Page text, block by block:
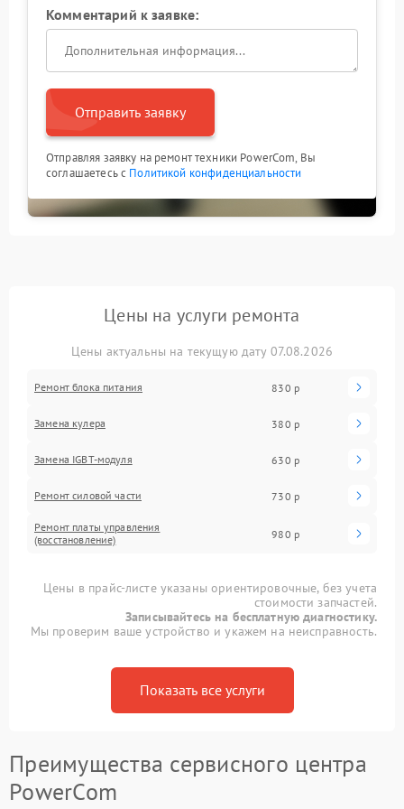
Комментарий к заявке:
Отправить заявку
Отправляя заявку на ремонт техники PowerCom, Вы
соглашаетесь с Политикой конфиденциальности
Цены на услуги ремонта
Цены актуальны на текущую дату 07.08.2026
Ремонт блока питания 830 р
Замена кулера 380 р
Замена IGBT-модуля 630 р
Ремонт силовой части 730 р
Ремонт платы управления
(восстановление)
980 р
Цены в прайс-листе указаны ориентировочные, без учета
стоимости запчастей.
Записывайтесь на бесплатную диагностику.
Мы проверим ваше устройство и укажем на неисправность.
Показать все услуги
Преимущества сервисного центра
PowerCom